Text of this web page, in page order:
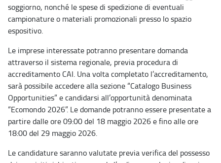
soggiorno, nonché le spese di spedizione di eventuali
campionature o materiali promozionali presso lo spazio
espositivo.
Le imprese interessate potranno presentare domanda
attraverso il sistema regionale, previa procedura di
accreditamento CAI. Una volta completato l’accreditamento,
sarà possibile accedere alla sezione “Catalogo Business
Opportunities” e candidarsi all’opportunità denominata
“Ecomondo 2026”. Le domande potranno essere presentate a
partire dalle ore 09:00 del 18 maggio 2026 e fino alle ore
18:00 del 29 maggio 2026.
Le candidature saranno valutate previa verifica del possesso